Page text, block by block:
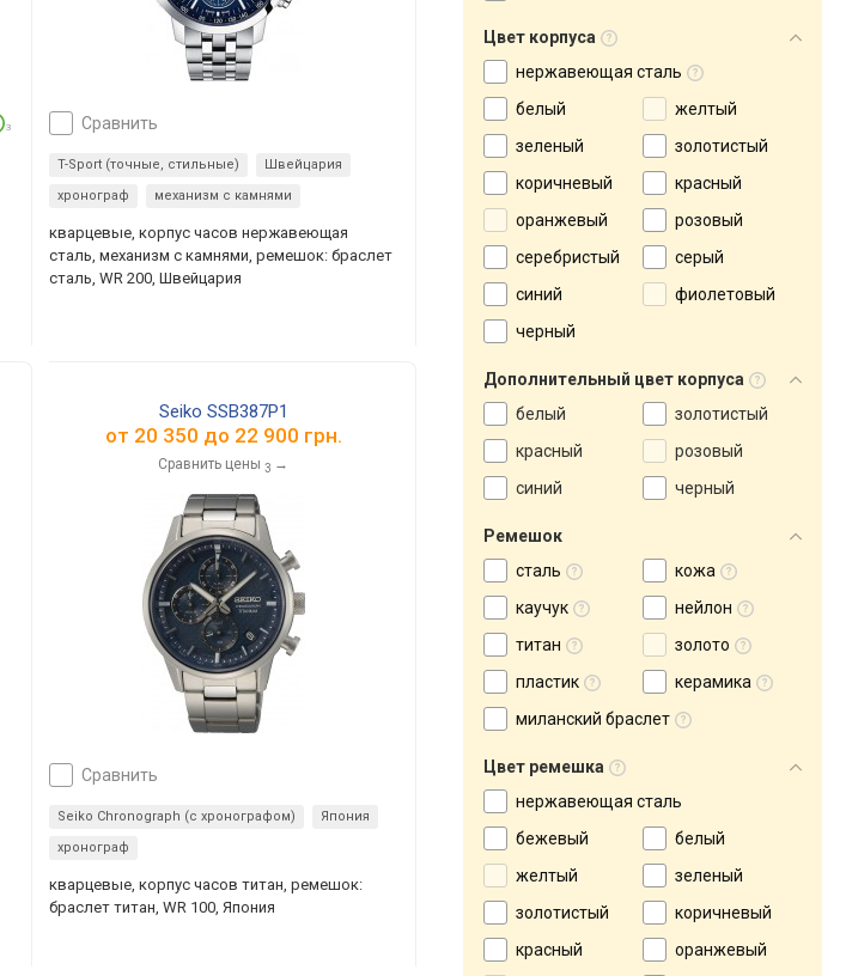
3 сравнить
T-Sport (точные, стильные)
Швейцария
хронограф
механизм с камнями
кварцевые, корпус часов нержавеющая
сталь, механизм с камнями, ремешок: браслет
сталь, WR 200, Швейцария
Seiko SSB387P1
от 20 350 до 22 900 грн.
Сравнить цены 3 →
сравнить
Seiko Chronograph (с хронографом)
Япония
хронограф
кварцевые, корпус часов титан, ремешок:
браслет титан, WR 100, Япония
Цвет корпуса
нержавеющая сталь
белый
желтый
зеленый
золотистый
коричневый
красный
оранжевый
розовый
серебристый
серый
синий
фиолетовый
черный
Дополнительный цвет корпуса
белый
золотистый
красный
розовый
синий
черный
Ремешок
сталь
кожа
каучук
нейлон
титан
золото
пластик
керамика
миланский браслет
Цвет ремешка
нержавеющая сталь
бежевый
белый
желтый
зеленый
золотистый
коричневый
красный
оранжевый